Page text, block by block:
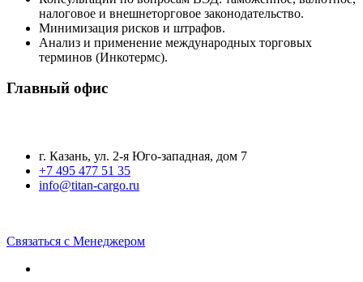
налоговое и внешнеторговое законодательство.
Минимизация рисков и штрафов.
Анализ и применение международных торговых
терминов (Инкотермс).
Главный офис
г. Казань, ул. 2-я Юго-западная, дом 7
+7 495 477 51 35
info@titan-cargo.ru
Связаться с Менеджером